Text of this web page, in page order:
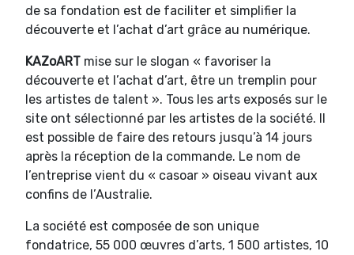
de sa fondation est de faciliter et simplifier la
découverte et l’achat d’art grâce au numérique.
KAZoART mise sur le slogan « favoriser la
découverte et l’achat d’art, être un tremplin pour
les artistes de talent ». Tous les arts exposés sur le
site ont sélectionné par les artistes de la société. Il
est possible de faire des retours jusqu’à 14 jours
après la réception de la commande. Le nom de
l’entreprise vient du « casoar » oiseau vivant aux
confins de l’Australie.
La société est composée de son unique
fondatrice, 55 000 œuvres d’arts, 1 500 artistes, 10